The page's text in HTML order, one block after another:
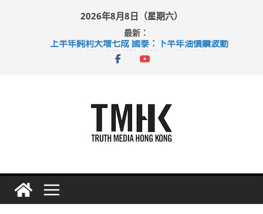
2026年8月8日（星期六）
最新：
上半年純利大增七成 國泰：下半年油價續波動
拜仁熱身賽挫維拉 啟德主場館奪錦標